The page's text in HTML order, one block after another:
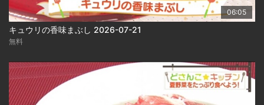
06:05
キュウリの香味まぶし 2026-07-21
無料